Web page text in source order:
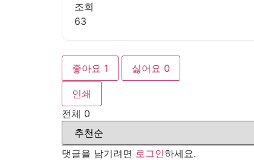
조회
63
좋아요 1 싫어요 0
인쇄
전체 0
댓글을 남기려면 로그인하세요.